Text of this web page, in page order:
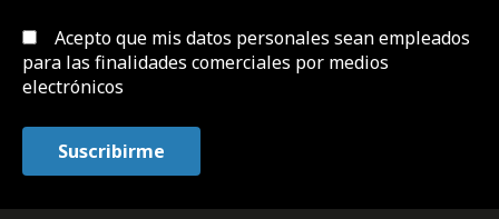
Acepto que mis datos personales sean empleados
para las finalidades comerciales por medios
electrónicos